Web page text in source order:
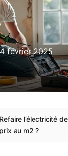
février 2025
Refaire l’électricité
prix au m2 ?